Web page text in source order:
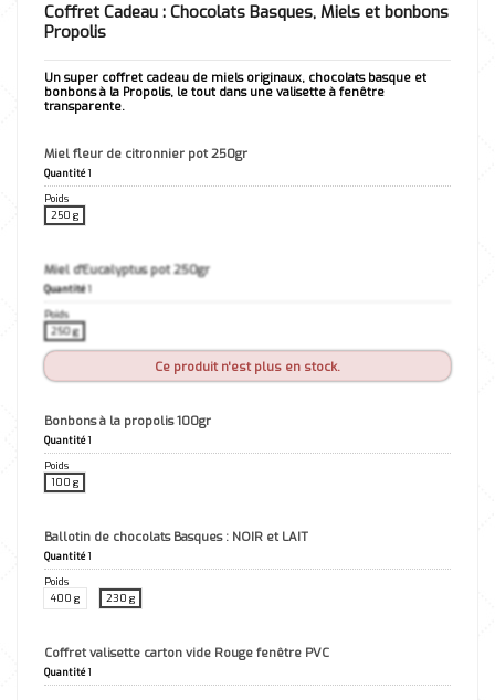
Coffret Cadeau : Chocolats Basques, Miels et bonbons
Propolis
Un super coffret cadeau de miels originaux, chocolats basque et
bonbons à la Propolis, le tout dans une valisette à fenêtre
transparente.
Miel fleur de citronnier pot 250gr
Quantité1
Poids
250 g
Miel d'Eucalyptus pot 250gr
Quantité1
Poids
250 g
Ce produit n'est plus en stock.
Bonbons à la propolis 100gr
Quantité1
Poids
100 g
Ballotin de chocolats Basques : NOIR et LAIT
Quantité1
Poids
400 g
230 g
Coffret valisette carton vide Rouge fenêtre PVC
Quantité1